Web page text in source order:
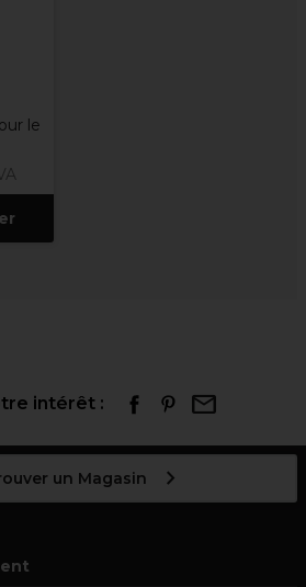
le
intérêt :
un Magasin